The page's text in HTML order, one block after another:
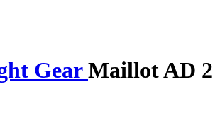
GearMaillot AD 2